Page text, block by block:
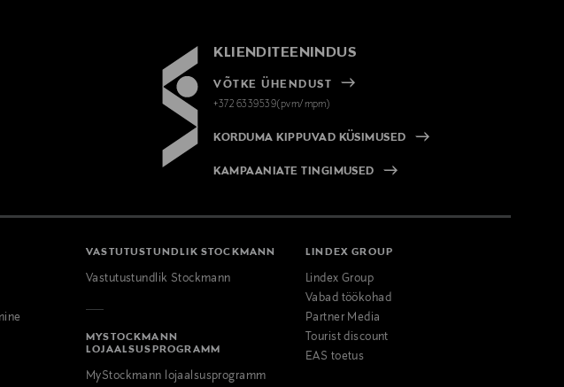
KLIENDITEENINDUS
VÕTKE ÜHENDUST
+372 6339539(pvm/mpm)
KORDUMA KIPPUVAD KÜSIMUSED
KAMPAANIATE TINGIMUSED
VASTUTUSTUNDLIK STOCKMANN
Vastutustundlik Stockmann
MYSTOCKMANN
LOJAALSUSPROGRAMM
MyStockmann lojaalsusprogramm
LINDEX GROUP
Lindex Group
Vabad töökohad
Partner Media
Tourist discount
EAS toetus